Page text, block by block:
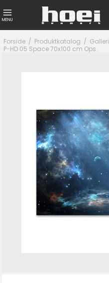
MENU
Forside / Produktkatalog / Galleri
P-HD 05 Space 70x100 cm Ops.